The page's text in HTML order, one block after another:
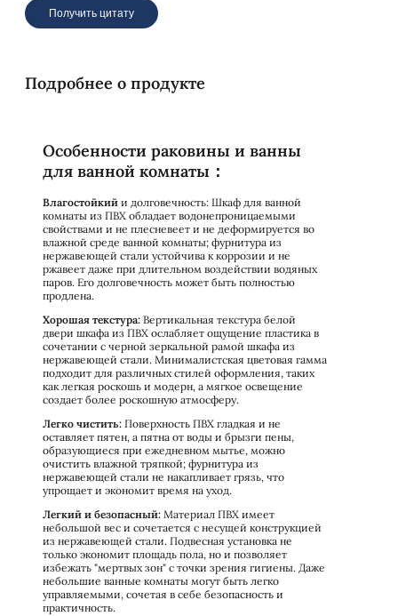
Получить цитату
Подробнее о продукте
Особенности раковины и ванны
для ванной комнаты：
Влагостойкий и долговечность: Шкаф для ванной
комнаты из ПВХ обладает водонепроницаемыми
свойствами и не плесневеет и не деформируется во
влажной среде ванной комнаты; фурнитура из
нержавеющей стали устойчива к коррозии и не
ржавеет даже при длительном воздействии водяных
паров. Его долговечность может быть полностью
продлена.
Хорошая текстура: Вертикальная текстура белой
двери шкафа из ПВХ ослабляет ощущение пластика в
сочетании с черной зеркальной рамой шкафа из
нержавеющей стали. Минималистская цветовая гамма
подходит для различных стилей оформления, таких
как легкая роскошь и модерн, а мягкое освещение
создает более роскошную атмосферу.
Легко чистить: Поверхность ПВХ гладкая и не
оставляет пятен, а пятна от воды и брызги пены,
образующиеся при ежедневном мытье, можно
очистить влажной тряпкой; фурнитура из
нержавеющей стали не накапливает грязь, что
упрощает и экономит время на уход.
Легкий и безопасный: Материал ПВХ имеет
небольшой вес и сочетается с несущей конструкцией
из нержавеющей стали. Подвесная установка не
только экономит площадь пола, но и позволяет
избежать "мертвых зон" с точки зрения гигиены. Даже
небольшие ванные комнаты могут быть легко
управляемыми, сочетая в себе безопасность и
практичность.